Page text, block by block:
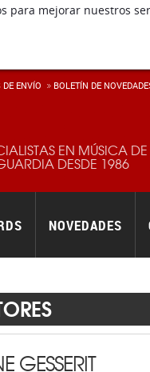
para mejorar nuestros
EN MÚSICA DE
DESDE 1986
NOVEDADES
ENVÍ­O BOLETÍN DE
GESSERIT